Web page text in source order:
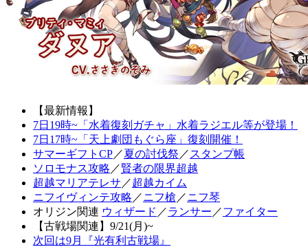
【最新情報】
7日19時~「水着復刻ガチャ」水着ラジエル等が登場！
7日17時~「天上劇団もぐら座」復刻開催！
サマーギフトCP／夏の討伐祭 ／ スタンプ帳
ソロモナス攻略 ／賢者の限界超越
超越マリアテレサ ／超越カイム
ニフイヴィンテ攻略 ／ニフ槍 ／ニフ琴
オリジン関連 ウィザード ／ランサー ／ファイター
【古戦場関連】9/21(月)~
次回は9月『光有利古戦場』